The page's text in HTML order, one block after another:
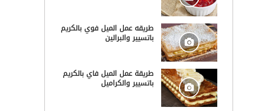
طريقه عمل الميل فوي بالكريم
باتسيير والبرالين
طريقة عمل الميل فاي بالكريم
باتسيير والكراميل